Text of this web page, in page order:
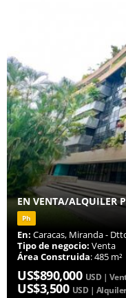
EN VENTA/ALQUILER
Ph
En: Caracas, Miranda -
Tipo de negocio: Venta
Área Construida: 485 m²
US$890,000 USD |
US$3,500 USD | Alquiler